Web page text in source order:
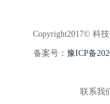
Copyright2017© 科
备案号： 豫ICP备
联系我